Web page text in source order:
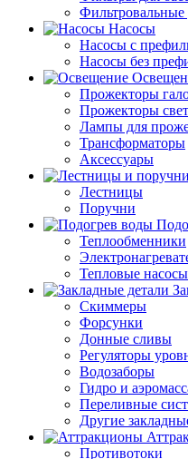
Фильтровальные
Насосы
Насосы с
Насосы без
Прожекторы
Прожекторы
Лампы для
Трансформаторы
Аксессуары
Лестницы
Поручни
Теплообменники
Тепловые насосы
Скиммеры
Форсунки
Донные сливы
Регуляторы
Водозаборы
Гидро и
Переливные
Другие
Противотоки